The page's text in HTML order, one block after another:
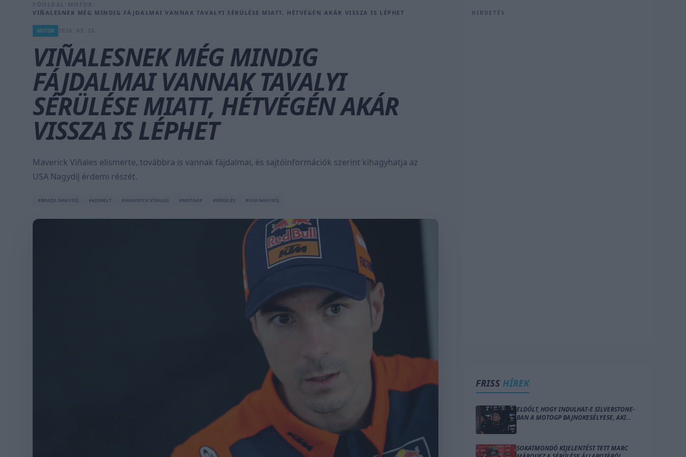
FŐOLDAL MOTOR
VIÑALESNEK MÉG MINDIG FÁJDALMAI VANNAK TAVALYI SÉRÜLÉSE MIATT, HÉTVÉGÉN AKÁR VISSZA IS LÉPHET
MOTOR
VIÑALESNEK MÉG MINDIG
FÁJDALMAI VANNAK TAVALYI
SÉRÜLÉSE MIATT, HÉTVÉGÉN AKÁR
VISSZA IS LÉPHET
Maverick Viñales elismerte, továbbra is vannak fájdalmai, és sajtóinformációk szerint kihagyhatja az
USA Nagydíj érdemi részét.
#BRAZIL NAGYDÍJ #KIEMELT #MAVERICK VINALES #MOTOGP #SÉRÜLÉS #USA NAGYDÍJ
HIRDETÉS
FRISS HÍREK
ELDŐLT, HOGY INDULHAT-E SILVERSTONE-
BAN A MOTOGP BAJNOKESÉLYESE, AKI
SOKATMONDÓ KIJELENTÉST TETT MARC